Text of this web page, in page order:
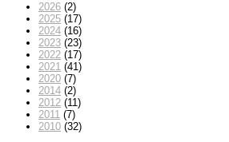
2026 (2)
2025 (17)
2024 (16)
2023 (23)
2022 (17)
2021 (41)
2020 (7)
2014 (2)
2012 (11)
2011 (7)
2010 (32)